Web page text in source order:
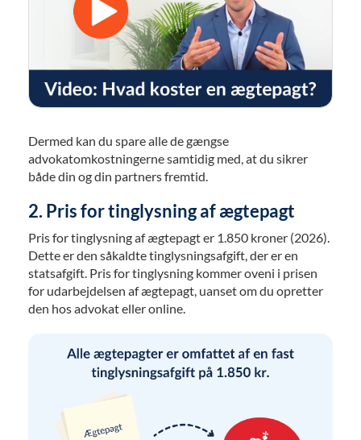
Dermed kan du spare alle de gængse
advokatomkostningerne samtidig med, at du sikrer
både din og din partners fremtid.
2. Pris for tinglysning af ægtepagt
Pris for tinglysning af ægtepagt er 1.850 kroner (2026).
Dette er den såkaldte tinglysningsafgift, der er en
statsafgift. Pris for tinglysning kommer oveni i prisen
for udarbejdelsen af ægtepagt, uanset om du opretter
den hos advokat eller online.